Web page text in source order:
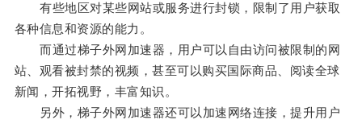
有些地区对某些网站或服务进行封锁，限制了用户获取
各种信息和资源的能力。
而通过梯子外网加速器，用户可以自由访问被限制的网
站、观看被封禁的视频，甚至可以购买国际商品、阅读全球
新闻，开拓视野，丰富知识。
另外，梯子外网加速器还可以加速网络连接，提升用户